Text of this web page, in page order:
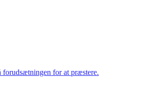
forudsætningen for at præstere.